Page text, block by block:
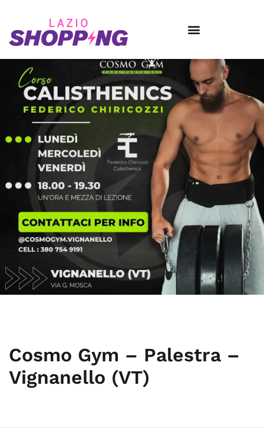
Cosmo Gym – Palestra –
Vignanello (VT)